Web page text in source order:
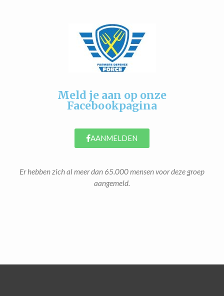
Meld je aan op onze
Facebookpagina
AANMELDEN
Er hebben zich al meer dan 65.000 mensen voor deze groep
aangemeld.